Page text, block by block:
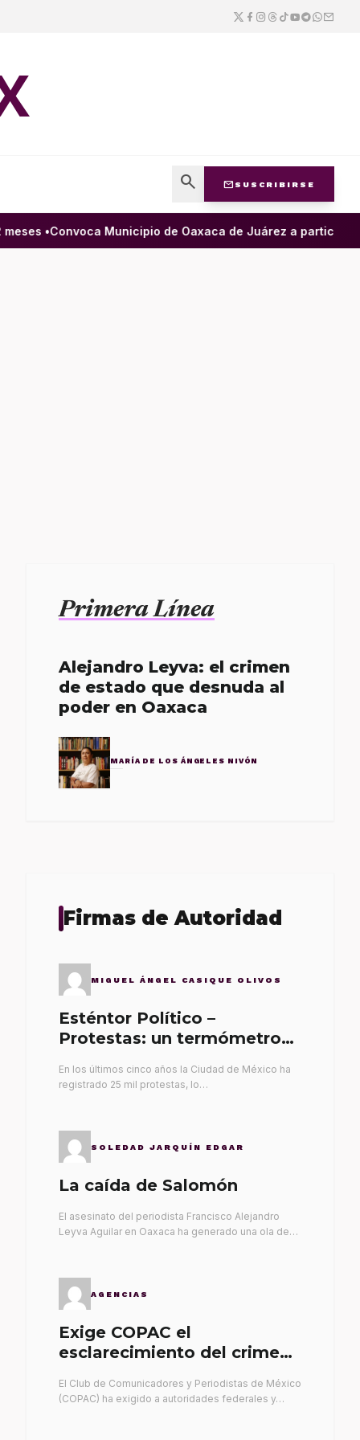
search mail SUSCRIBIRSE
•Convoca Municipio de Oaxaca de Juárez a participar
Primera Línea
Alejandro Leyva: el crimen
de estado que desnuda al
poder en Oaxaca
MARÍA DE LOS ÁNGELES NIVÓN
Firmas de Autoridad
MIGUEL ÁNGEL CASIQUE OLIVOS
Esténtor Político –
Protestas: un termómetro
En los últimos cinco años la Ciudad de México ha
registrado 25 mil protestas, lo…
SOLEDAD JARQUÍN EDGAR
La caída de Salomón
El asesinato del periodista Francisco Alejandro
Leyva Aguilar en Oaxaca ha generado una ola de…
AGENCIAS
Exige COPAC el
esclarecimiento del crimen
El Club de Comunicadores y Periodistas de México
(COPAC) ha exigido a autoridades federales y…